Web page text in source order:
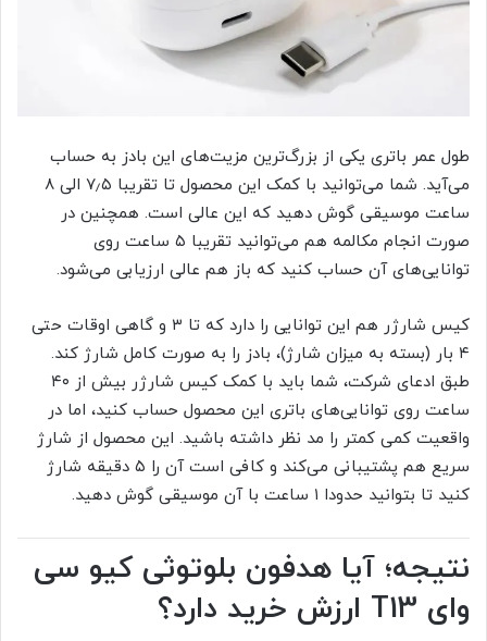
طول عمر باتری یکی از بزرگ‌ترین مزیت‌های این بادز به حساب
می‌آید. شما می‌توانید با کمک این محصول تا تقریبا ۷٫۵ الی ۸
ساعت موسیقی گوش دهید که این عالی است. همچنین در
صورت انجام مکالمه هم می‌توانید تقریبا ۵ ساعت روی
توانایی‌های آن حساب کنید که باز هم عالی ارزیابی می‌شود.
کیس شارژر هم این توانایی را دارد که تا ۳ و گاهی اوقات حتی
۴ بار (بسته به میزان شارژ)، بادز را به صورت کامل شارژ کند.
طبق ادعای شرکت، شما باید با کمک کیس شارژر بیش از ۴۰
ساعت روی توانایی‌های باتری این محصول حساب کنید، اما در
واقعیت کمی کمتر را مد نظر داشته باشید. این محصول از شارژ
سریع هم پشتیبانی می‌کند و کافی است آن را ۵ دقیقه شارژ
کنید تا بتوانید حدودا ۱ ساعت با آن موسیقی گوش دهید.
نتیجه؛ آیا هدفون بلوتوثی کیو سی
وای T13 ارزش خرید دارد؟